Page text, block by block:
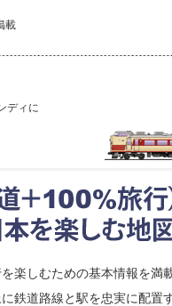
載
ディに
楽しむための基本情報を満
鉄道路線と駅を忠実に配置